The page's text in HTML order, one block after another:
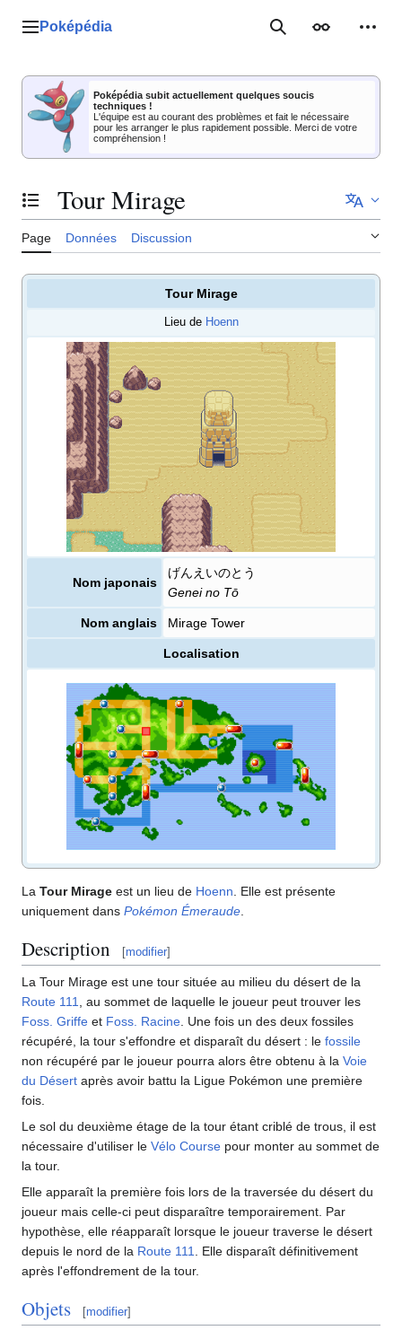
Menu principal
Poképédia RechercherApparence
Poképédia subit actuellement quelques soucis
techniques !
L'équipe est au courant des problèmes et fait le nécessaire
pour les arranger le plus rapidement possible. Merci de votre
compréhension !
Basculer la table des matières
Tour Mirage
Page Données Discussion
Tour Mirage
Lieu de Hoenn
Nom japonais
げんえいのとう
Genei no Tō
Nom anglais Mirage Tower
Localisation
La Tour Mirage est un lieu de Hoenn . Elle est présente
uniquement dans Pokémon Émeraude
Description [modifier]
La Tour Mirage est une tour située au milieu du désert de la
Route 111
, au sommet de laquelle le joueur peut trouver les
Foss. Griffe et Foss. Racine . Une fois un des deux fossiles
récupéré, la tour s'effondre et disparaît du désert : le fossile
non récupéré par le joueur pourra alors être obtenu à la Voie
du Désert après avoir battu la Ligue Pokémon une première
fois.
Le sol du deuxième étage de la tour étant criblé de trous, il est
nécessaire d'utiliser le Vélo Course pour monter au sommet de
la tour.
Elle apparaît la première fois lors de la traversée du désert du
joueur mais celle-ci peut disparaître temporairement. Par
hypothèse, elle réapparaît lorsque le joueur traverse le désert
depuis le nord de la Route 111
. Elle disparaît définitivement
après l'effondrement de la tour.
Objets [modifier]